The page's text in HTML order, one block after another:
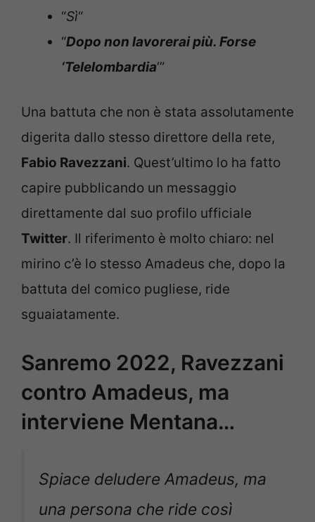
“Sì“
“Dopo non lavorerai più. Forse
‘Telelombardia‘”
Una battuta che non è stata assolutamente
digerita dallo stesso direttore della rete,
Fabio Ravezzani. Quest’ultimo lo ha fatto
capire pubblicando un messaggio
direttamente dal suo profilo ufficiale
Twitter. Il riferimento è molto chiaro: nel
mirino c’è lo stesso Amadeus che, dopo la
battuta del comico pugliese, ride
sguaiatamente.
Sanremo 2022, Ravezzani
contro Amadeus, ma
interviene Mentana…
Spiace deludere Amadeus, ma
una persona che ride così